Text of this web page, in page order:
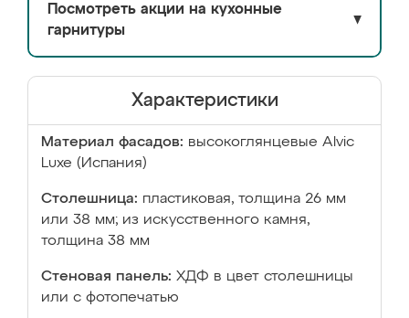
Посмотреть акции на кухонные
гарнитуры
▼
Характеристики
Материал фасадов: высокоглянцевые Аlvic
Luxe (Испания)
Столешница: пластиковая, толщина 26 мм
или 38 мм; из искусственного камня,
толщина 38 мм
Стеновая панель: ХДФ в цвет столешницы
или с фотопечатью